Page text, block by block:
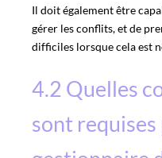
Il doit également être
gérer les conflits, et de
difficiles lorsque cela est
4.2 Quelles
sont